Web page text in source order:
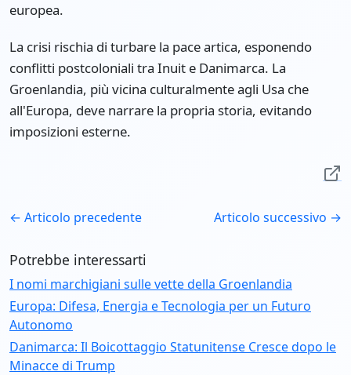
europea.
La crisi rischia di turbare la pace artica, esponendo
conflitti postcoloniali tra Inuit e Danimarca. La
Groenlandia, più vicina culturalmente agli Usa che
all'Europa, deve narrare la propria storia, evitando
imposizioni esterne.
← Articolo precedente Articolo successivo →
Potrebbe interessarti
I nomi marchigiani sulle vette della Groenlandia
Europa: Difesa, Energia e Tecnologia per un Futuro
Autonomo
Danimarca: Il Boicottaggio Statunitense Cresce dopo le
Minacce di Trump